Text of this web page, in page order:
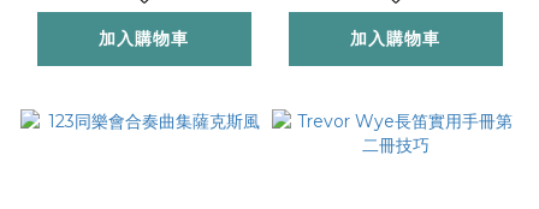
加入購物車 加入購物車